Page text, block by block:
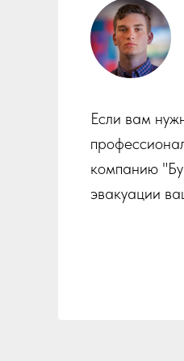
Если вам
компанию
эвакуации